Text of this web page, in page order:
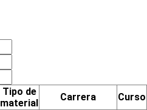
Tipo de
material
Carrera
Curso